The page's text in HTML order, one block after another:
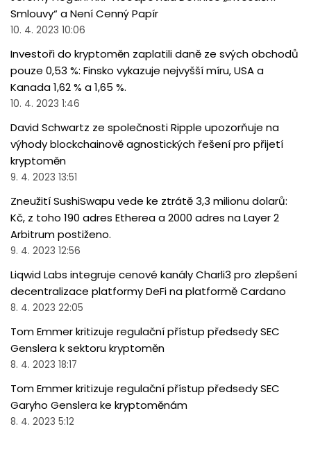
Smlouvy“ a Není Cenný Papír
10. 4. 2023 10:06
Investoři do kryptoměn zaplatili daně ze svých obchodů
pouze 0,53 %: Finsko vykazuje nejvyšší míru, USA a
Kanada 1,62 % a 1,65 %.
10. 4. 2023 1:46
David Schwartz ze společnosti Ripple upozorňuje na
výhody blockchainově agnostických řešení pro přijetí
kryptoměn
9. 4. 2023 13:51
Zneužití SushiSwapu vede ke ztrátě 3,3 milionu dolarů:
Kč, z toho 190 adres Etherea a 2000 adres na Layer 2
Arbitrum postiženo.
9. 4. 2023 12:56
Liqwid Labs integruje cenové kanály Charli3 pro zlepšení
decentralizace platformy DeFi na platformě Cardano
8. 4. 2023 22:05
Tom Emmer kritizuje regulační přístup předsedy SEC
Genslera k sektoru kryptoměn
8. 4. 2023 18:17
Tom Emmer kritizuje regulační přístup předsedy SEC
Garyho Genslera ke kryptoměnám
8. 4. 2023 5:12